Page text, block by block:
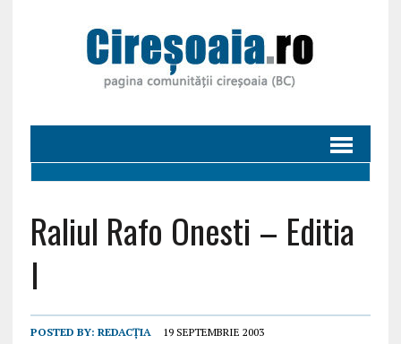
Raliul Rafo Onesti – Editia
I
POSTED BY: REDACȚIA 19 SEPTEMBRIE 2003